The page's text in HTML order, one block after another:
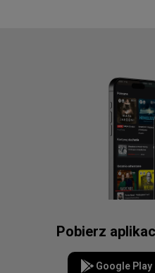
Pobierz
Google Play